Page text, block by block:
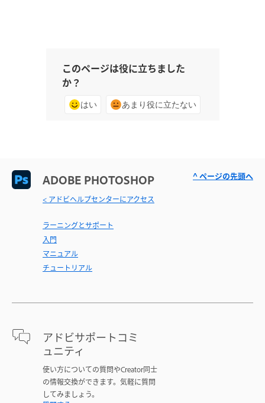
このページは役に立ちました
か？
はい あまり役に立たない
ADOBE PHOTOSHOP
< アドビヘルプセンターにアクセス
ラーニングとサポート
入門
マニュアル
チュートリアル
アドビサポートコミ
ュニティ
使い方についての質問やCreator同士
の情報交換ができます。気軽に質問
してみましょう。
^ ページの先頭へ